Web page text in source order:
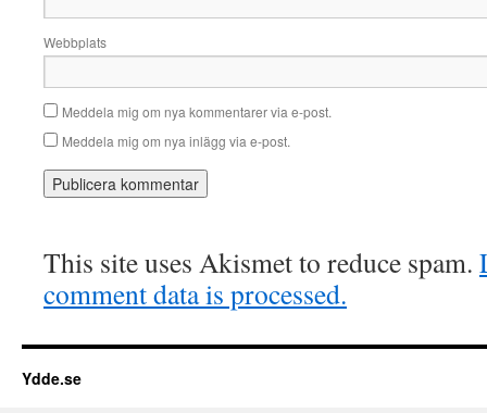
Webbplats
Meddela mig om nya kommentarer via e-post.
Meddela mig om nya inlägg via e-post.
This site uses Akismet to reduce spam.
comment data is processed.
Ydde.se